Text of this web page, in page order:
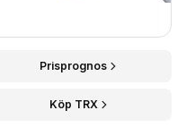
Prisprognos
Köp TRX